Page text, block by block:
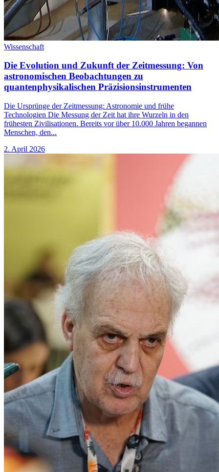
Wissenschaft
Die Evolution und Zukunft der Zeitmessung: Von
astronomischen Beobachtungen zu
quantenphysikalischen Präzisionsinstrumenten
Die Ursprünge der Zeitmessung: Astronomie und frühe
Technologien Die Messung der Zeit hat ihre Wurzeln in den
frühesten Zivilisationen. Bereits vor über 10.000 Jahren begannen
Menschen, den...
2. April 2026